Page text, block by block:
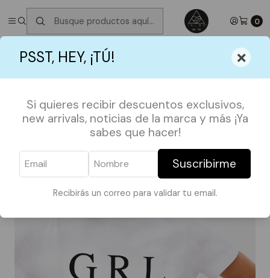
PSST, HEY, ¡TÚ! ×
Si quieres recibir descuentos exclusivos,
new arrivals, noticias de la marca y más ¡Ya
sabes que hacer!
Suscribirme
Recibirás un correo para validar tu email.
0
✮ ⋆ ˚｡𖦹 ⋆｡°✩Próximos Despachos martes 11 de Agosto
⋆｡°✩
POLERAS